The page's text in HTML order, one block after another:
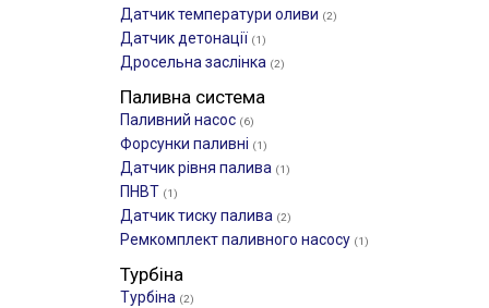
Датчик температури оливи (2)
Датчик детонації (1)
Дросельна заслінка (2)
Паливна система
Паливний насос (6)
Форсунки паливні (1)
Датчик рівня палива (1)
ПНВТ (1)
Датчик тиску палива (2)
Ремкомплект паливного насосу (1)
Турбіна
Турбіна (2)